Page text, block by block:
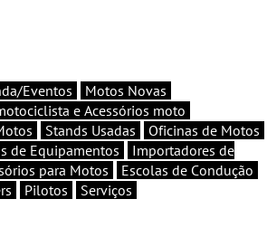
Eventos
Motos Novas
e Acessórios moto
Stands Usadas
Oficinas de Motos
de Equipamentos
Importadores de
para Motos
Escolas de Condução
Pilotos Serviços